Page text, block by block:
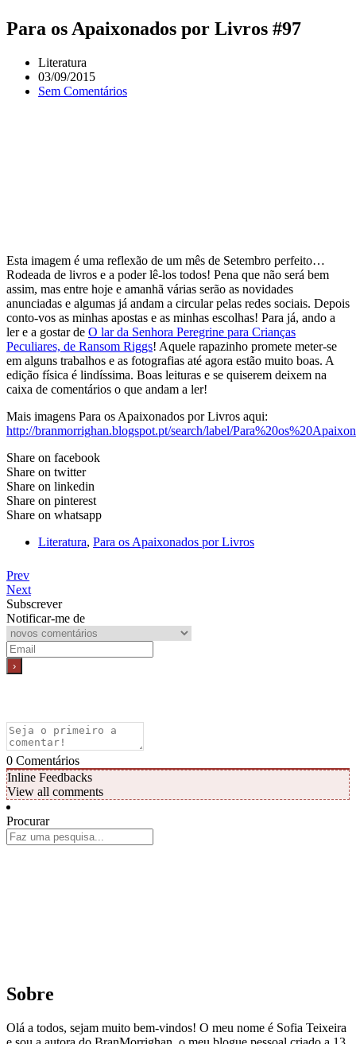
Para os Apaixonados por Livros #97
Literatura
03/09/2015
Sem Comentários
Esta imagem é uma reflexão de um mês de Setembro perfeito…
Rodeada de livros e a poder lê-los todos! Pena que não será bem
assim, mas entre hoje e amanhã várias serão as novidades
anunciadas e algumas já andam a circular pelas redes sociais. Depois
conto-vos as minhas apostas e as minhas escolhas! Para já, ando a
ler e a gostar de O lar da Senhora Peregrine para Crianças
Peculiares, de Ransom Riggs! Aquele rapazinho promete meter-se
em alguns trabalhos e as fotografias até agora estão muito boas. A
edição física é lindíssima. Boas leituras e se quiserem deixem na
caixa de comentários o que andam a ler!
Mais imagens Para os Apaixonados por Livros aqui:
http://branmorrighan.blogspot.pt/search/label/
Share on facebook
Share on twitter
Share on linkedin
Share on pinterest
Share on whatsapp
Literatura, Para os Apaixonados por Livros
Prev
Next
Subscrever
Notificar-me de
0 Comentários
Inline Feedbacks
View all comments
Procurar
Sobre
Olá a todos, sejam muito bem-vindos! O meu nome é Sofia Teixeira